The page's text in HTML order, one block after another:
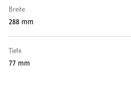
SERVICE
Breite
288 mm
Tiefe
77 mm